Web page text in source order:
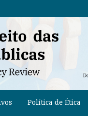
Política de Ética